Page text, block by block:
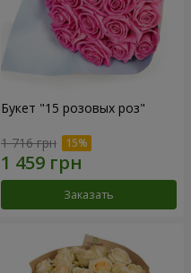
Букет "15 розовых роз"
1 716 грн
Заказать